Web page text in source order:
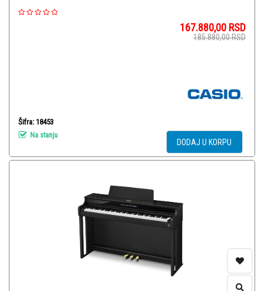
167.880,00 RSD
185.880,00RSD
Šifra: 18453
Na stanju
DODAJ U KORPU